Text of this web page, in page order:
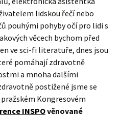
lidskou řečí nebo
pouhými pohyby očí pro lidi s
věcech bychom před
ve sci-fi literatuře, dnes jsou
pomáhají zdravotně
a mnoha dalšími
postižené jsme se
Kongresovém
INSPOvěnované